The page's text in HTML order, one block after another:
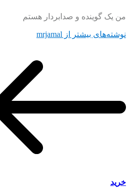
من یک گوینده و صدابردار هستم
نوشته‌های بیشتر از mrjamal
خرید